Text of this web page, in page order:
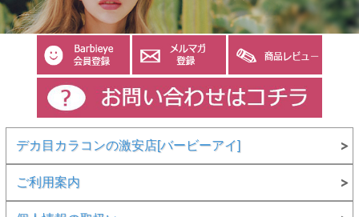
デカ目カラコンの激安店[バービーアイ]
ご利用案内